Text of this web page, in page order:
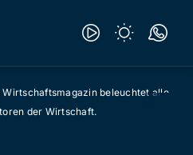
Wirtschaftsmagazin beleuchtet alle
der Wirtschaft.